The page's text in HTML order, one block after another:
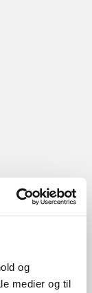
og
medier og til